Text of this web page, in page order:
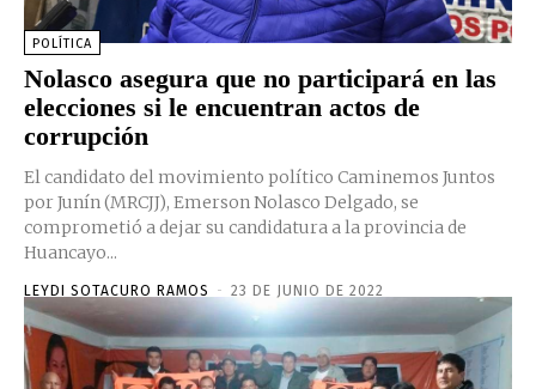
POLÍTICA
Nolasco asegura que no participará en las
elecciones si le encuentran actos de
corrupción
El candidato del movimiento político Caminemos Juntos
por Junín (MRCJJ), Emerson Nolasco Delgado, se
comprometió a dejar su candidatura a la provincia de
Huancayo...
LEYDI SOTACURO RAMOS - 23 DE JUNIO DE 2022